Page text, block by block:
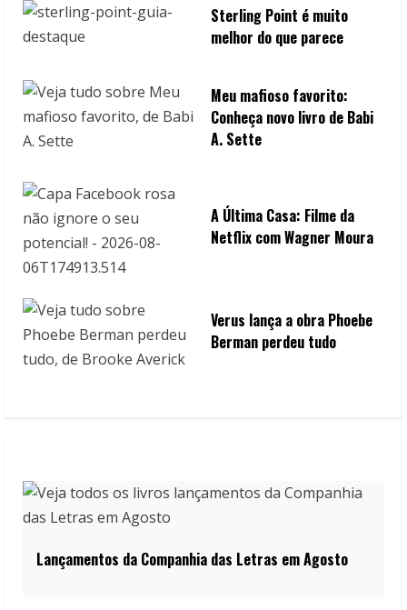
n
Sterling Point é muito
melhor do que parece
Meu mafioso favorito:
Conheça novo livro de Babi
A. Sette
A Última Casa: Filme da
Netflix com Wagner Moura
Verus lança a obra Phoebe
Berman perdeu tudo
Lançamentos da Companhia das Letras em Agosto